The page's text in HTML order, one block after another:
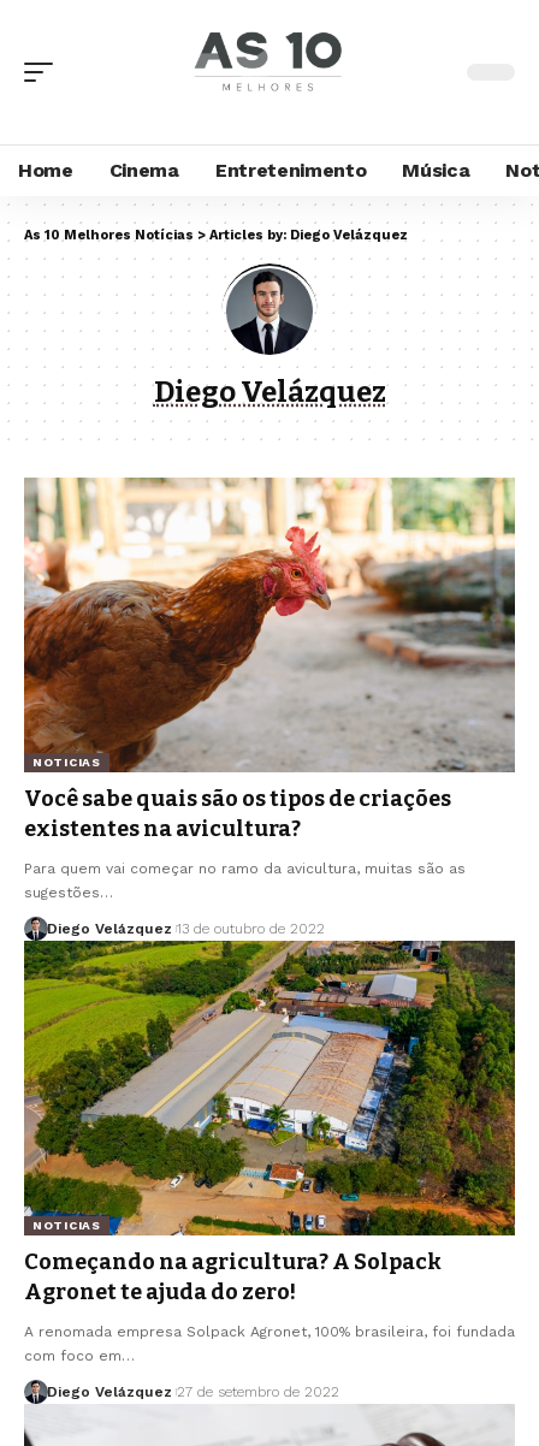
Home Cinema Entretenimento Música
As 10 Melhores Notícias > Articles by: Diego Velázquez
Diego Velázquez
NOTICIAS
Você sabe quais são os tipos de criações
existentes na avicultura?
Para quem vai começar no ramo da avicultura, muitas são as
sugestões…
Diego Velázquez 13 de outubro de 2022
NOTICIAS
Começando na agricultura? A Solpack
Agronet te ajuda do zero!
A renomada empresa Solpack Agronet, 100% brasileira, foi fundada
com foco em…
Diego Velázquez 27 de setembro de 2022